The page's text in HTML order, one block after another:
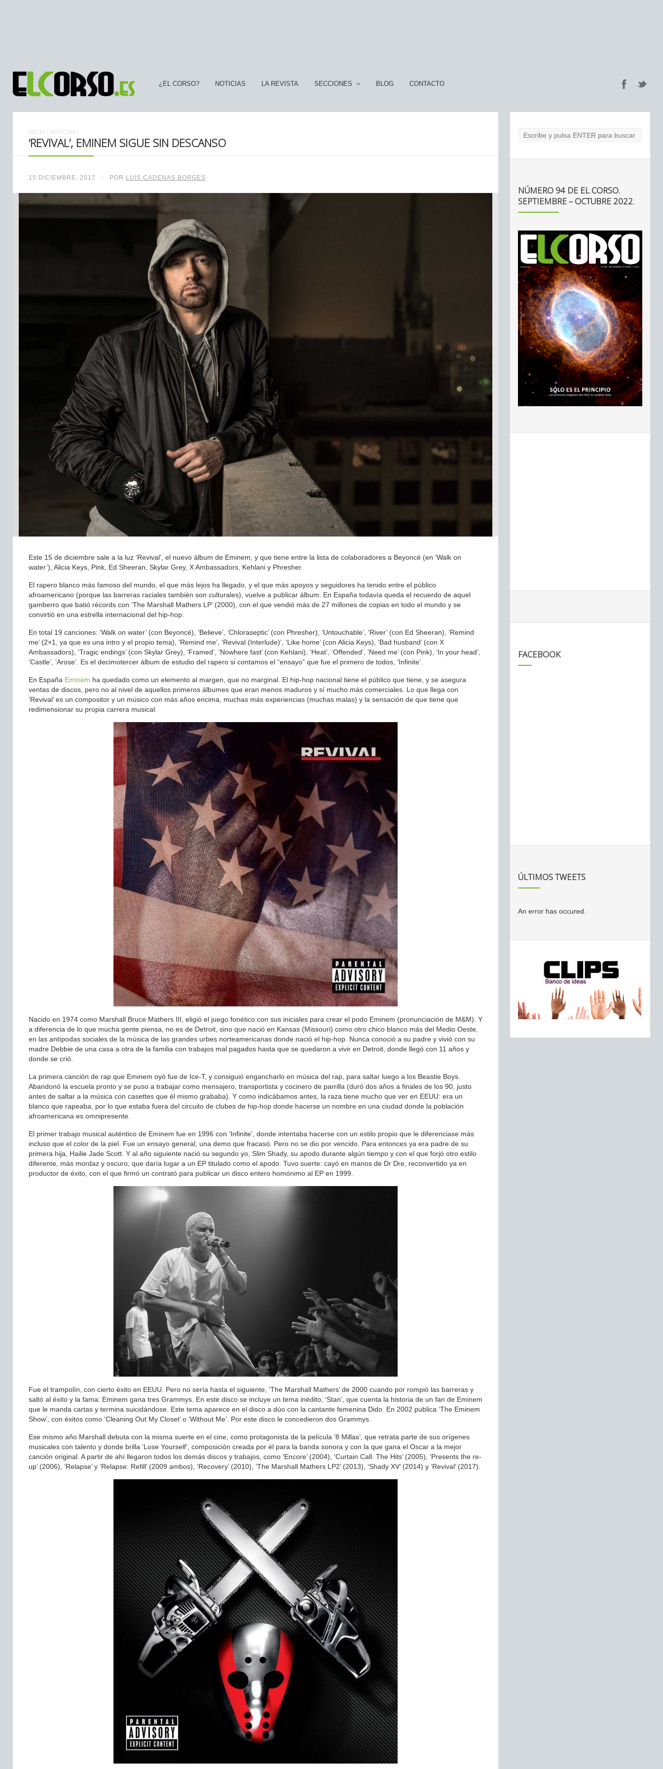
¿EL CORSO? NOTICIAS LA REVISTA SECCIONES BLOG CONTACTO
INICIO / NOTICIAS /
‘REVIVAL’, EMINEM SIGUE SIN DESCANSO
15 DICIEMBRE, 2017 / POR LUIS CADENAS BORGES
Este 15 de diciembre sale a la luz ‘Revival’, el nuevo álbum de Eminem, y que tiene entre la lista de colaboradores a Beyoncé (en ‘Walk on
water’), Alicia Keys, Pink, Ed Sheeran, Skylar Grey, X Ambassadors, Kehlani y Phresher.
El rapero blanco más famoso del mundo, el que más lejos ha llegado, y el que más apoyos y seguidores ha tenido entre el público
afroamericano (porque las barreras raciales también son culturales), vuelve a publicar álbum. En España todavía queda el recuerdo de aquel
gamberro que batió récords con ‘The Marshall Mathers LP’ (2000), con el que vendió más de 27 millones de copias en todo el mundo y se
convirtió en una estrella internacional del hip-hop.
En total 19 canciones: ‘Walk on water’ (con Beyoncé), ‘Believe’, ‘Chloraseptic’ (con Phresher), ‘Untouchable’, ‘River’ (con Ed Sheeran), ‘Remind
me’ (2×1, ya que es una intro y el propio tema), ‘Remind me’, ‘Revival (Interlude)’, ‘Like home’ (con Alicia Keys), ‘Bad husband’ (con X
Ambassadors), ‘Tragic endings’ (con Skylar Grey), ‘Framed’, ‘Nowhere fast’ (con Kehlani), ‘Heat’, ‘Offended’, ‘Need me’ (con Pink), ‘In your head’,
‘Castle’, ‘Arose’. Es el decimotercer álbum de estudio del rapero si contamos el “ensayo” que fue el primero de todos, ‘Infinite’.
En España Eminem ha quedado como un elemento al margen, que no marginal. El hip-hop nacional tiene el público que tiene, y se asegura
ventas de discos, pero no al nivel de aquellos primeros álbumes que eran menos maduros y sí mucho más comerciales. Lo que llega con
‘Revival’ es un compositor y un músico con más años encima, muchas más experiencias (muchas malas) y la sensación de que tiene que
redimensionar su propia carrera musical.
Nacido en 1974 como Marshall Bruce Mathers III, eligió el juego fonético con sus iniciales para crear el podo Eminem (pronunciación de M&M). Y
a diferencia de lo que mucha gente piensa, no es de Detroit, sino que nació en Kansas (Missouri) como otro chico blanco más del Medio Oeste,
en las antípodas sociales de la música de las grandes urbes norteamericanas donde nació el hip-hop. Nunca conoció a su padre y vivió con su
madre Debbie de una casa a otra de la familia con trabajos mal pagados hasta que se quedaron a vivir en Detroit, donde llegó con 11 años y
donde se crió.
La primera canción de rap que Eminem oyó fue de Ice-T, y consiguió engancharlo en música del rap, para saltar luego a los Beastie Boys.
Abandonó la escuela pronto y se puso a trabajar como mensajero, transportista y cocinero de parrilla (duró dos años a finales de los 90, justo
antes de saltar a la música con casettes que él mismo grababa). Y como indicábamos antes, la raza tiene mucho que ver en EEUU: era un
blanco que rapeaba, por lo que estaba fuera del circuito de clubes de hip-hop donde hacerse un nombre en una ciudad donde la población
afroamericana es omnipresente.
El primer trabajo musical auténtico de Eminem fue en 1996 con ‘Infinite’, donde intentaba hacerse con un estilo propio que le diferenciase más
incluso que el color de la piel. Fue un ensayo general, una demo que fracasó. Pero no se dio por vencido. Para entonces ya era padre de su
primera hija, Hailie Jade Scott. Y al año siguiente nació su segundo yo, Slim Shady, su apodo durante algún tiempo y con el que forjó otro estilo
diferente, más mordaz y oscuro, que daría lugar a un EP titulado como el apodo. Tuvo suerte: cayó en manos de Dr Dre, reconvertido ya en
productor de éxito, con el que firmó un contrató para publicar un disco entero homónimo al EP en 1999.
Fue el trampolín, con cierto éxito en EEUU. Pero no sería hasta el siguiente, ‘The Marshall Mathers’ de 2000 cuando por rompió las barreras y
saltó al éxito y la fama: Eminem gana tres Grammys. En este disco se incluye un tema inédito, ‘Stan’, que cuenta la historia de un fan de Eminem
que le manda cartas y termina suicidándose. Este tema aparece en el disco a dúo con la cantante femenina Dido. En 2002 publica ‘The Eminem
Show’, con éxitos como ‘Cleaning Out My Closet’ o ‘Without Me’. Por este disco le concedieron dos Grammys.
Ese mismo año Marshall debuta con la misma suerte en el cine, como protagonista de la película ‘8 Millas’, que retrata parte de sus orígenes
musicales con talento y donde brilla ‘Lose Yourself’, composición creada por él para la banda sonora y con la que gana el Oscar a la mejor
canción original. A partir de ahí llegaron todos los demás discos y trabajos, como ‘Encore’ (2004), ‘Curtain Call. The Hits’ (2005), ‘Presents the re-
up’ (2006), ‘Relapse’ y ‘Relapse: Refill’ (2009 ambos), ‘Recovery’ (2010), ‘The Marshall Mathers LP2’ (2013), ‘Shady XV’ (2014) y ‘Revival’ (2017).
NÚMERO 94 DE EL CORSO.
SEPTIEMBRE – OCTUBRE 2022.
FACEBOOK
ÚLTIMOS TWEETS
An error has occured.